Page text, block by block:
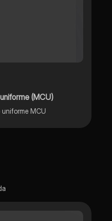
(MCU)
MCU